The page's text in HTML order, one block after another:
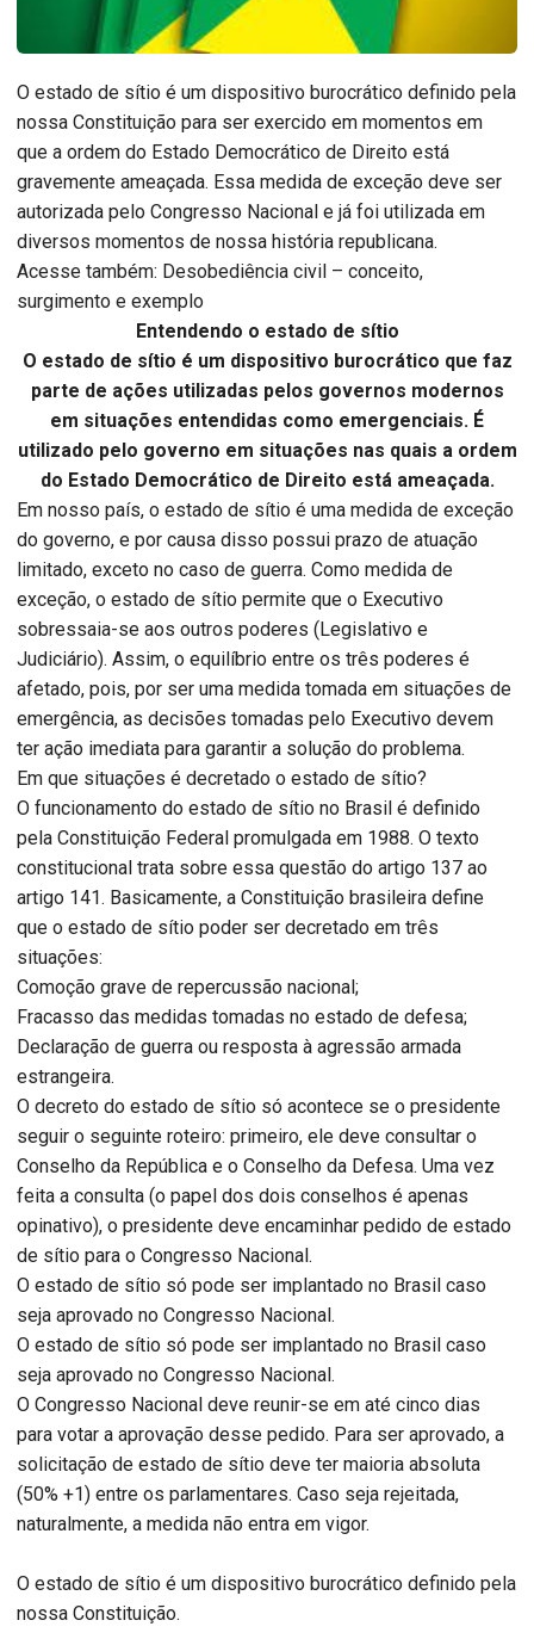
O estado de sítio é um dispositivo burocrático definido pela
nossa Constituição para ser exercido em momentos em
que a ordem do Estado Democrático de Direito está
gravemente ameaçada. Essa medida de exceção deve ser
autorizada pelo Congresso Nacional e já foi utilizada em
diversos momentos de nossa história republicana.
Acesse também: Desobediência civil – conceito,
surgimento e exemplo
Entendendo o estado de sítio
O estado de sítio é um dispositivo burocrático que faz
parte de ações utilizadas pelos governos modernos
em situações entendidas como emergenciais. É
utilizado pelo governo em situações nas quais a ordem
do Estado Democrático de Direito está ameaçada.
Em nosso país, o estado de sítio é uma medida de exceção
do governo, e por causa disso possui prazo de atuação
limitado, exceto no caso de guerra. Como medida de
exceção, o estado de sítio permite que o Executivo
sobressaia-se aos outros poderes (Legislativo e
Judiciário). Assim, o equilíbrio entre os três poderes é
afetado, pois, por ser uma medida tomada em situações de
emergência, as decisões tomadas pelo Executivo devem
ter ação imediata para garantir a solução do problema.
Em que situações é decretado o estado de sítio?
O funcionamento do estado de sítio no Brasil é definido
pela Constituição Federal promulgada em 1988. O texto
constitucional trata sobre essa questão do artigo 137 ao
artigo 141. Basicamente, a Constituição brasileira define
que o estado de sítio poder ser decretado em três
situações:
Comoção grave de repercussão nacional;
Fracasso das medidas tomadas no estado de defesa;
Declaração de guerra ou resposta à agressão armada
estrangeira.
O decreto do estado de sítio só acontece se o presidente
seguir o seguinte roteiro: primeiro, ele deve consultar o
Conselho da República e o Conselho da Defesa. Uma vez
feita a consulta (o papel dos dois conselhos é apenas
opinativo), o presidente deve encaminhar pedido de estado
de sítio para o Congresso Nacional.
O estado de sítio só pode ser implantado no Brasil caso
seja aprovado no Congresso Nacional.
O estado de sítio só pode ser implantado no Brasil caso
seja aprovado no Congresso Nacional.
O Congresso Nacional deve reunir-se em até cinco dias
para votar a aprovação desse pedido. Para ser aprovado, a
solicitação de estado de sítio deve ter maioria absoluta
(50% +1) entre os parlamentares. Caso seja rejeitada,
naturalmente, a medida não entra em vigor.
O estado de sítio é um dispositivo burocrático definido pela
nossa Constituição.